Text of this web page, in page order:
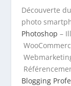
Découverte
photo
Photoshop –
Blogging